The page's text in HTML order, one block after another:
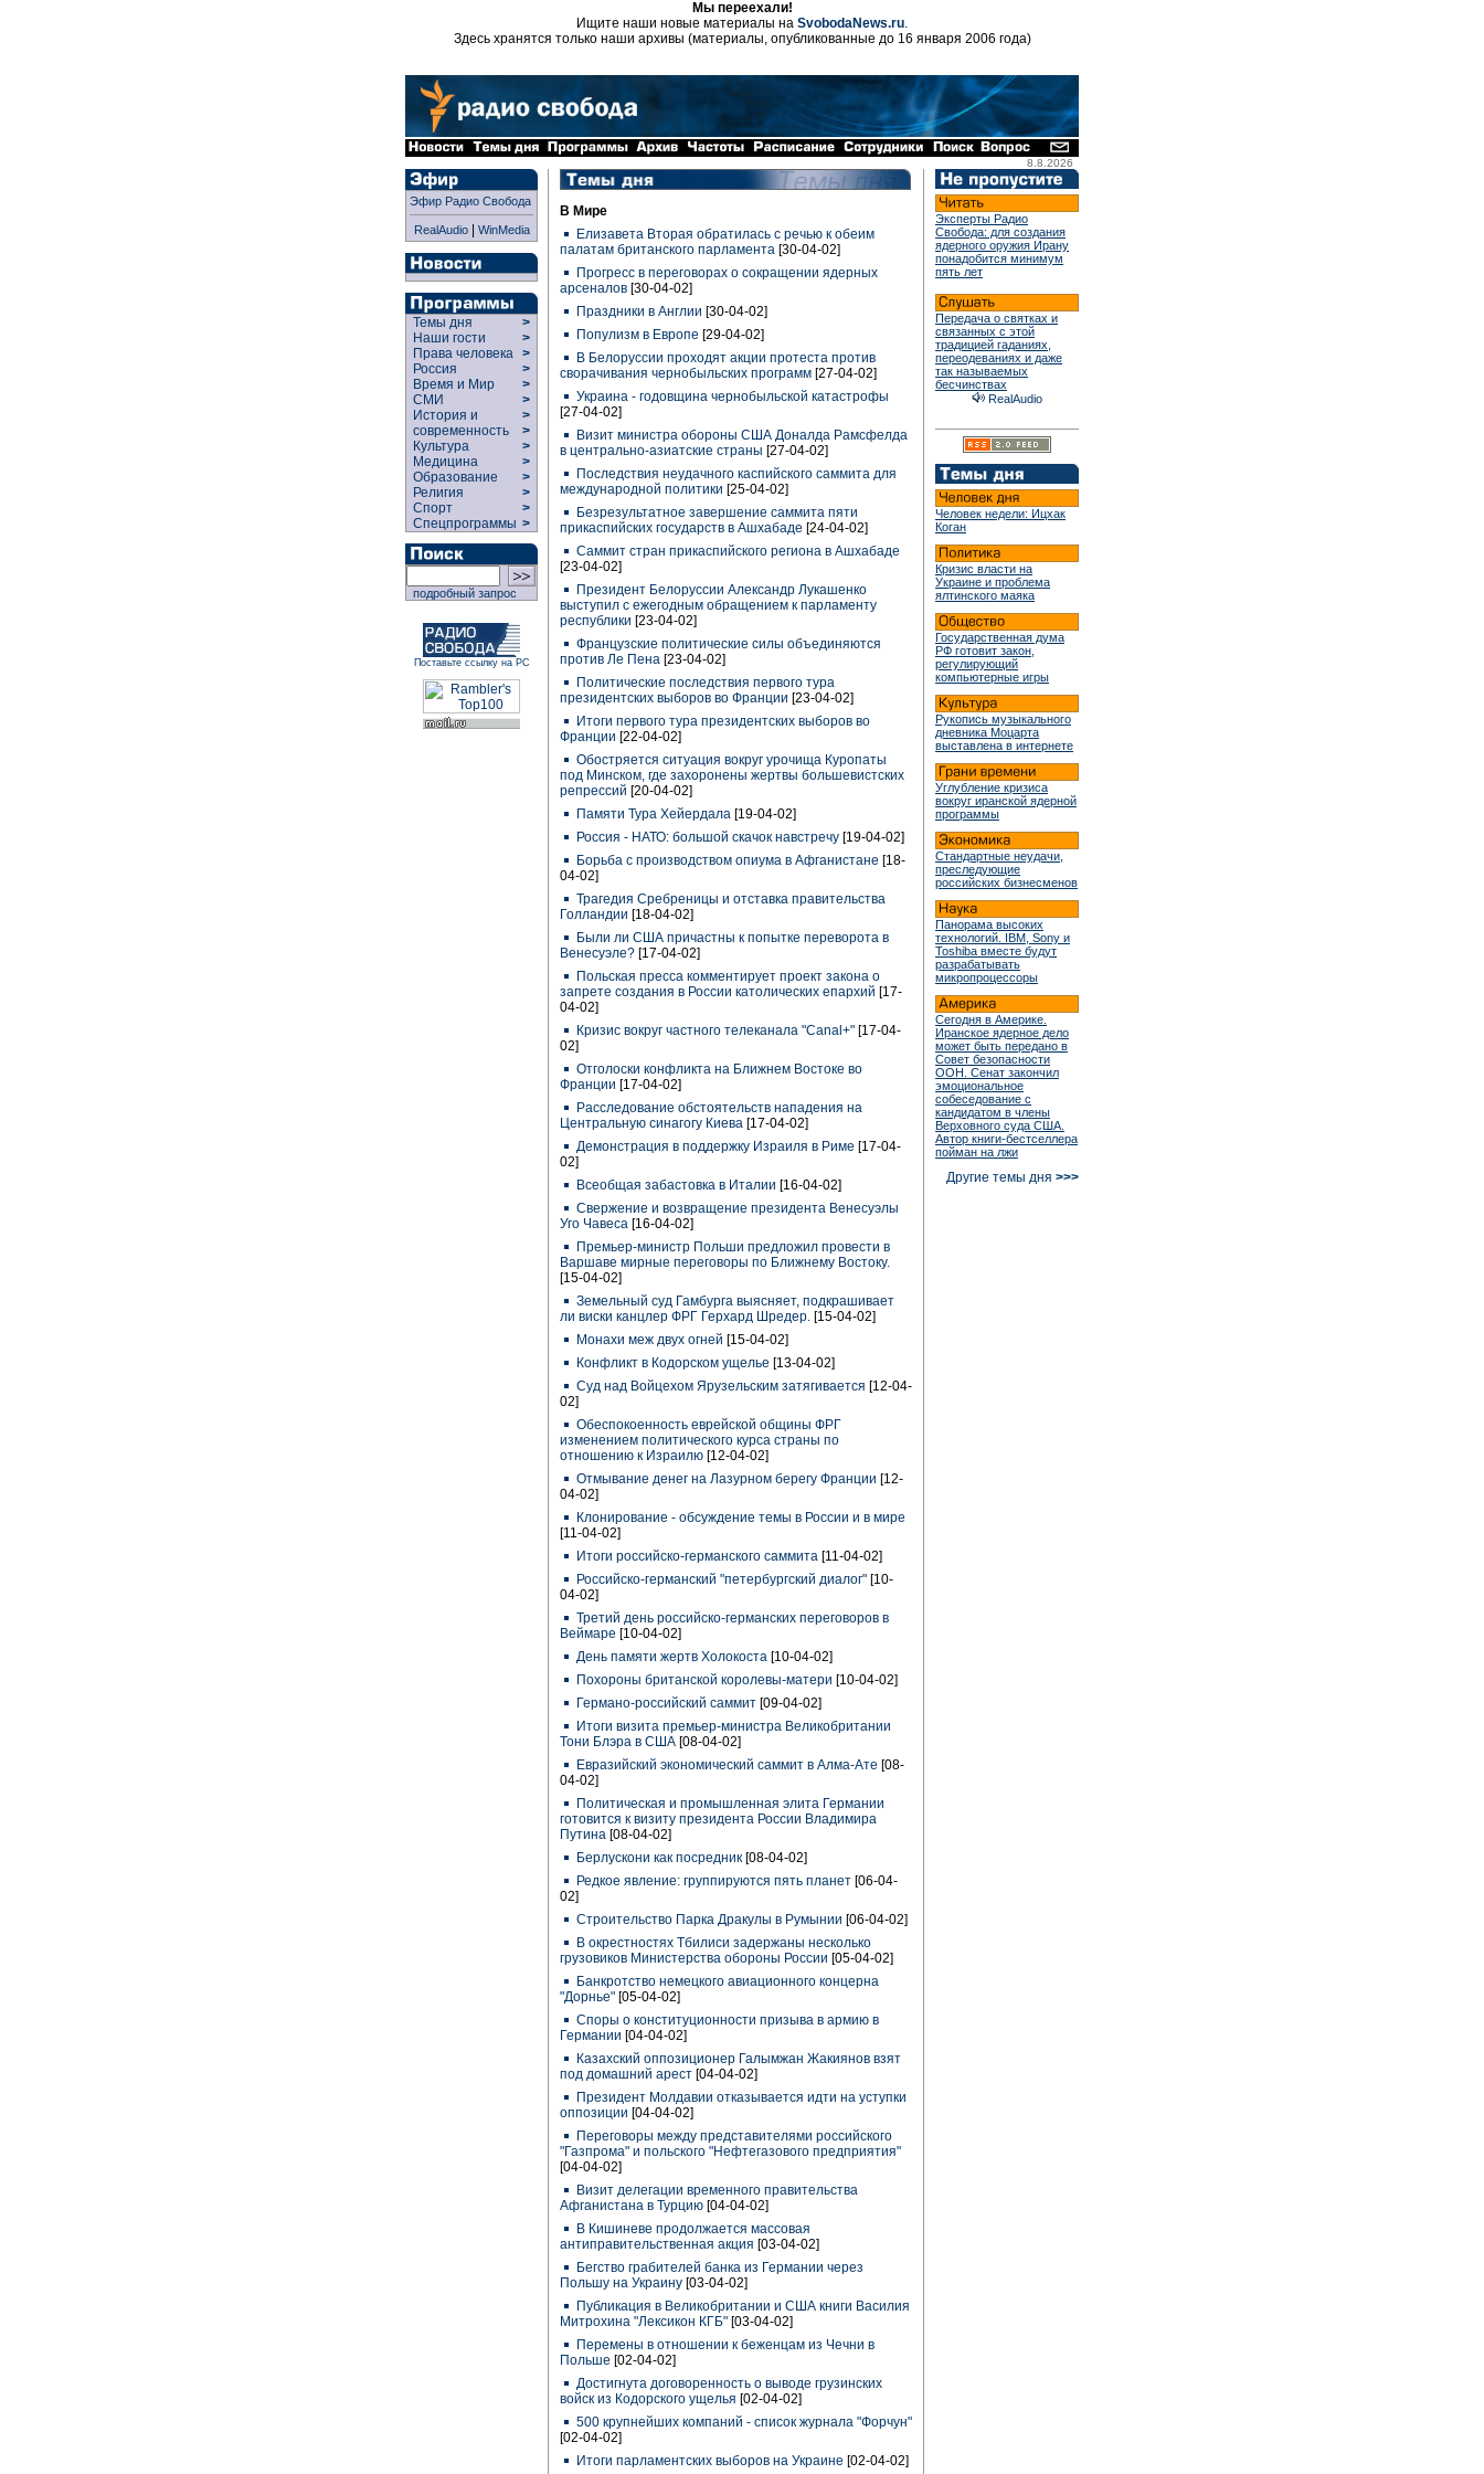
Мы переехали!
Ищите наши новые материалы на SvobodaNews.ru.
Здесь хранятся только наши архивы (материалы, опубликованные до 16 января 2006 года)
8.8.2026
Эфир Радио Свобода
RealAudio| WinMedia
Темы дня
>
Наши гости
>
Права человека >
Россия
>
Время и Мир
>
СМИ
>
История и
современность
>
>
Культура
>
Медицина
>
Образование
>
Религия
>
Спорт
>
Спецпрограммы >
подробный запрос
Поставьте ссылку на РС
В Мире
Елизавета Вторая обратилась с речью к обеим
палатам британского парламента [30-04-02]
Прогресс в переговорах о сокращении ядерных
арсеналов [30-04-02]
Праздники в Англии [30-04-02]
Популизм в Европе [29-04-02]
В Белоруссии проходят акции протеста против
сворачивания чернобыльских программ [27-04-02]
Украина - годовщина чернобыльской катастрофы
[27-04-02]
Визит министра обороны США Доналда Рамсфелда
в центрально-азиатские страны [27-04-02]
Последствия неудачного каспийского саммита для
международной политики [25-04-02]
Безрезультатное завершение саммита пяти
прикаспийских государств в Ашхабаде [24-04-02]
Саммит стран прикаспийского региона в Ашхабаде
[23-04-02]
Президент Белоруссии Александр Лукашенко
выступил с ежегодным обращением к парламенту
республики [23-04-02]
Французские политические силы объединяются
против Ле Пена [23-04-02]
Политические последствия первого тура
президентских выборов во Франции [23-04-02]
Итоги первого тура президентских выборов во
Франции [22-04-02]
Обостряется ситуация вокруг урочища Куропаты
под Минском, где захоронены жертвы большевистских
репрессий [20-04-02]
Памяти Тура Хейердала [19-04-02]
Россия - НАТО: большой скачок навстречу [19-04-02]
Борьба с производством опиума в Афганистане [18-
04-02]
Трагедия Сребреницы и отставка правительства
Голландии [18-04-02]
Были ли США причастны к попытке переворота в
Венесуэле? [17-04-02]
Польская пресса комментирует проект закона о
запрете создания в России католических епархий [17-
04-02]
Кризис вокруг частного телеканала "Canal+" [17-04-
02]
Отголоски конфликта на Ближнем Востоке во
Франции [17-04-02]
Расследование обстоятельств нападения на
Центральную синагогу Киева [17-04-02]
Демонстрация в поддержку Израиля в Риме [17-04-
02]
Всеобщая забастовка в Италии [16-04-02]
Свержение и возвращение президента Венесуэлы
Уго Чавеса [16-04-02]
Премьер-министр Польши предложил провести в
Варшаве мирные переговоры по Ближнему Востоку.
[15-04-02]
Земельный суд Гамбурга выясняет, подкрашивает
ли виски канцлер ФРГ Герхард Шредер. [15-04-02]
Монахи меж двух огней [15-04-02]
Конфликт в Кодорском ущелье [13-04-02]
Суд над Войцехом Ярузельским затягивается [12-04-
02]
Обеспокоенность еврейской общины ФРГ
изменением политического курса страны по
отношению к Израилю [12-04-02]
Отмывание денег на Лазурном берегу Франции [12-
04-02]
Клонирование - обсуждение темы в России и в мире
[11-04-02]
Итоги российско-германского саммита [11-04-02]
Российско-германский "петербургский диалог" [10-
04-02]
Третий день российско-германских переговоров в
Веймаре [10-04-02]
День памяти жертв Холокоста [10-04-02]
Похороны британской королевы-матери [10-04-02]
Германо-российский саммит [09-04-02]
Итоги визита премьер-министра Великобритании
Тони Блэра в США [08-04-02]
Евразийский экономический саммит в Алма-Ате [08-
04-02]
Политическая и промышленная элита Германии
готовится к визиту президента России Владимира
Путина [08-04-02]
Берлускони как посредник [08-04-02]
Редкое явление: группируются пять планет [06-04-
02]
Строительство Парка Дракулы в Румынии [06-04-02]
В окрестностях Тбилиси задержаны несколько
грузовиков Министерства обороны России [05-04-02]
Банкротство немецкого авиационного концерна
"Дорнье" [05-04-02]
Споры о конституционности призыва в армию в
Германии [04-04-02]
Казахский оппозиционер Галымжан Жакиянов взят
под домашний арест [04-04-02]
Президент Молдавии отказывается идти на уступки
оппозиции [04-04-02]
Переговоры между представителями российского
"Газпрома" и польского "Нефтегазового предприятия"
[04-04-02]
Визит делегации временного правительства
Афганистана в Турцию [04-04-02]
В Кишиневе продолжается массовая
антиправительственная акция [03-04-02]
Бегство грабителей банка из Германии через
Польшу на Украину [03-04-02]
Публикация в Великобритании и США книги Василия
Митрохина "Лексикон КГБ" [03-04-02]
Перемены в отношении к беженцам из Чечни в
Польше [02-04-02]
Достигнута договоренность о выводе грузинских
войск из Кодорского ущелья [02-04-02]
500 крупнейших компаний - список журнала "Форчун"
[02-04-02]
Итоги парламентских выборов на Украине [02-04-02]
Эксперты Радио
Свобода: для создания
ядерного оружия Ирану
понадобится минимум
пять лет
Передача о святках и
связанных с этой
традицией гаданиях,
переодеваниях и даже
так называемых
бесчинствах
RealAudio
Человек недели: Ицхак
Коган
Кризис власти на
Украине и проблема
ялтинского маяка
Государственная дума
РФ готовит закон,
регулирующий
компьютерные игры
Рукопись музыкального
дневника Моцарта
выставлена в интернете
Углубление кризиса
вокруг иранской ядерной
программы
Стандартные неудачи,
преследующие
российских бизнесменов
Панорама высоких
технологий. IBM, Sony и
Toshiba вместе будут
разрабатывать
микропроцессоры
Сегодня в Америке.
Иранское ядерное дело
может быть передано в
Совет безопасности
ООН. Сенат закончил
эмоциональное
собеседование с
кандидатом в члены
Верховного суда США.
Автор книги-бестселлера
пойман на лжи
Другие темы дня >>>